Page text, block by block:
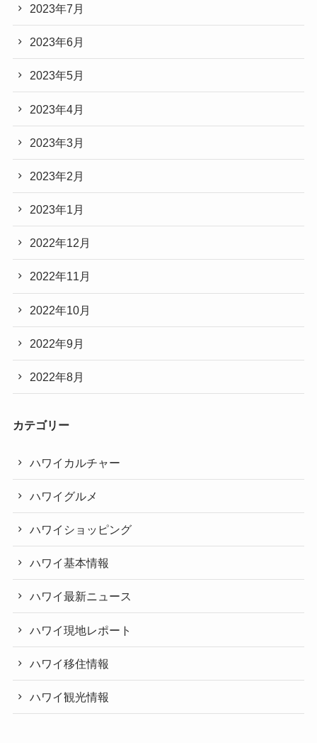
2023年7月
2023年6月
2023年5月
2023年4月
2023年3月
2023年2月
2023年1月
2022年12月
2022年11月
2022年10月
2022年9月
2022年8月
カテゴリー
ハワイカルチャー
ハワイグルメ
ハワイショッピング
ハワイ基本情報
ハワイ最新ニュース
ハワイ現地レポート
ハワイ移住情報
ハワイ観光情報